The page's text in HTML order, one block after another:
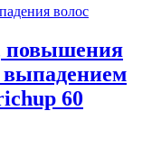
волос
повышения
выпадением
60